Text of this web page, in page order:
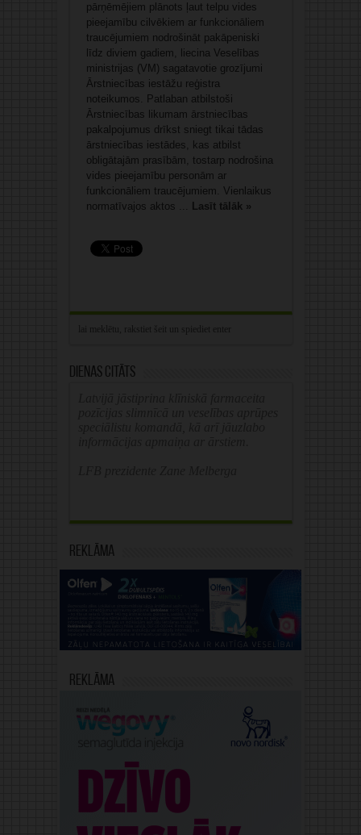
pārņēmējiem plānots ļaut telpu vides
pieejamību cilvēkiem ar funkcionāliem
traucējumiem nodrošināt pakāpeniski
līdz diviem gadiem, liecina Veselības
ministrijas (VM) sagatavotie grozījumi
Ārstniecības iestāžu reģistra
noteikumos. Patlaban atbilstoši
Ārstniecības likumam ārstniecības
pakalpojumus drīkst sniegt tikai tādas
ārstniecības iestādes, kas atbilst
obligātajām prasībām, tostarp nodrošina
vides pieejamību personām ar
funkcionāliem traucējumiem. Vienlaikus
normatīvajos aktos ... Lasīt tālāk »
Dienas citāts
Reklāma
Reklāma